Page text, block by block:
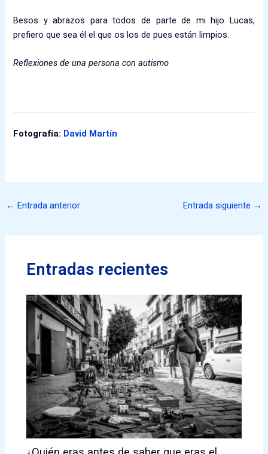
Besos y abrazos para todos de parte de mi hijo Lucas,
prefiero que sea él el que os los de pues están limpios.
Reflexiones de una persona con autismo
Fotografía: David Martín
← Entrada anterior Entrada siguiente →
Entradas recientes